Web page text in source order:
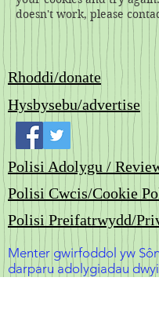
doesn't work, please
Rhoddi/donate
Hysbysebu/advertise
Polisi Adolygu /
Polisi Cwcis/Cookie
Polisi Preifatrwydd/
Menter gwirfoddol yw Sôn
darparu adolygiadau